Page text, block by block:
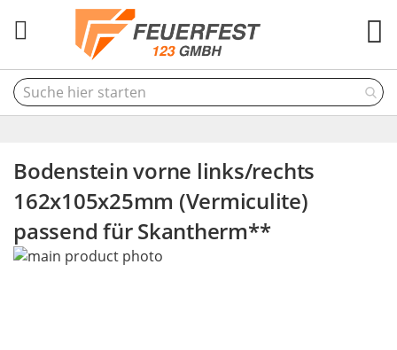
Bodenstein vorne links/rechts
162x105x25mm (Vermiculite)
passend für Skantherm**
Skip